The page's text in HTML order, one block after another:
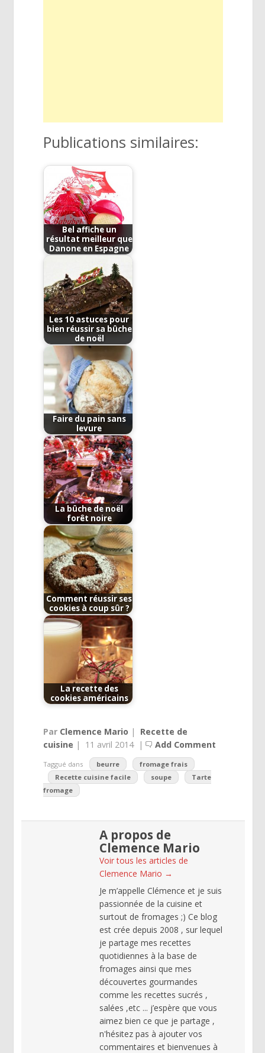
Publications similaires:
Bel affiche un
résultat meilleur que
Danone en Espagne
Les 10 astuces pour
bien réussir sa bûche
de noël
Faire du pain sans
levure
La bûche de noël
forêt noire
Comment réussir ses
cookies à coup sûr ?
La recette des
cookies américains
Par Clemence Mario | Recette de
cuisine | 11 avril 2014| Add Comment
Taggué dans beurre
fromage frais
Recette cuisine facile
soupe
Tarte
fromage
A propos de
Clemence Mario
Voir tous les articles de
Clemence Mario →
Je m’appelle Clémence et je suis
passionnée de la cuisine et
surtout de fromages ;) Ce blog
est crée depuis 2008 , sur lequel
je partage mes recettes
quotidiennes à la base de
fromages ainsi que mes
découvertes gourmandes
comme les recettes sucrés ,
salées ,etc ... j’espère que vous
aimez bien ce que je partage ,
n'hésitez pas à ajouter vos
commentaires et bienvenues à